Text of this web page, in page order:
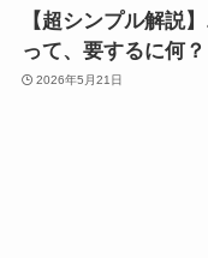
【超シンプル解説
って、要するに何？
2026年5月21日